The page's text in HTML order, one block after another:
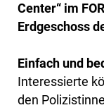
Center“ im
Erdgeschoss
Einfach und
Interessierte
den